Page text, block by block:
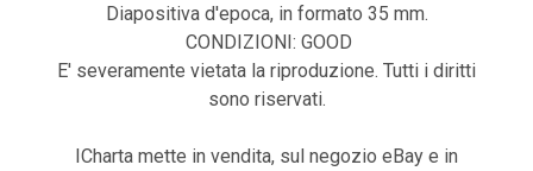
Diapositiva d'epoca, in formato 35 mm.
CONDIZIONI: GOOD
E' severamente vietata la riproduzione. Tutti i diritti
sono riservati.
ICharta mette in vendita, sul negozio eBay e in